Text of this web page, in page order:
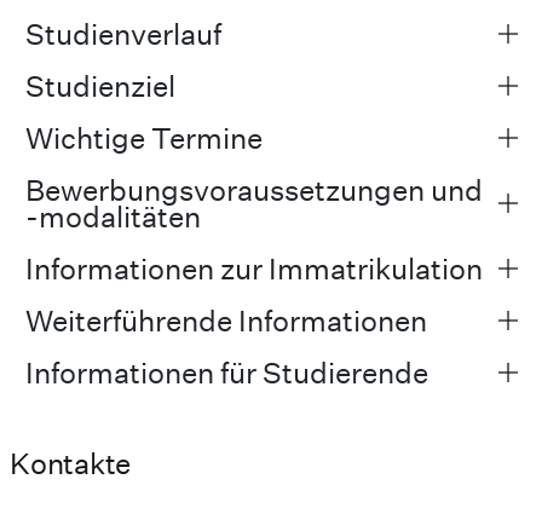
Studienverlauf
Studienziel
Wichtige Termine
Bewerbungsvoraussetzungen und
-modalitäten
Informationen zur Immatrikulation
Weiterführende Informationen
Informationen für Studierende
Kontakte